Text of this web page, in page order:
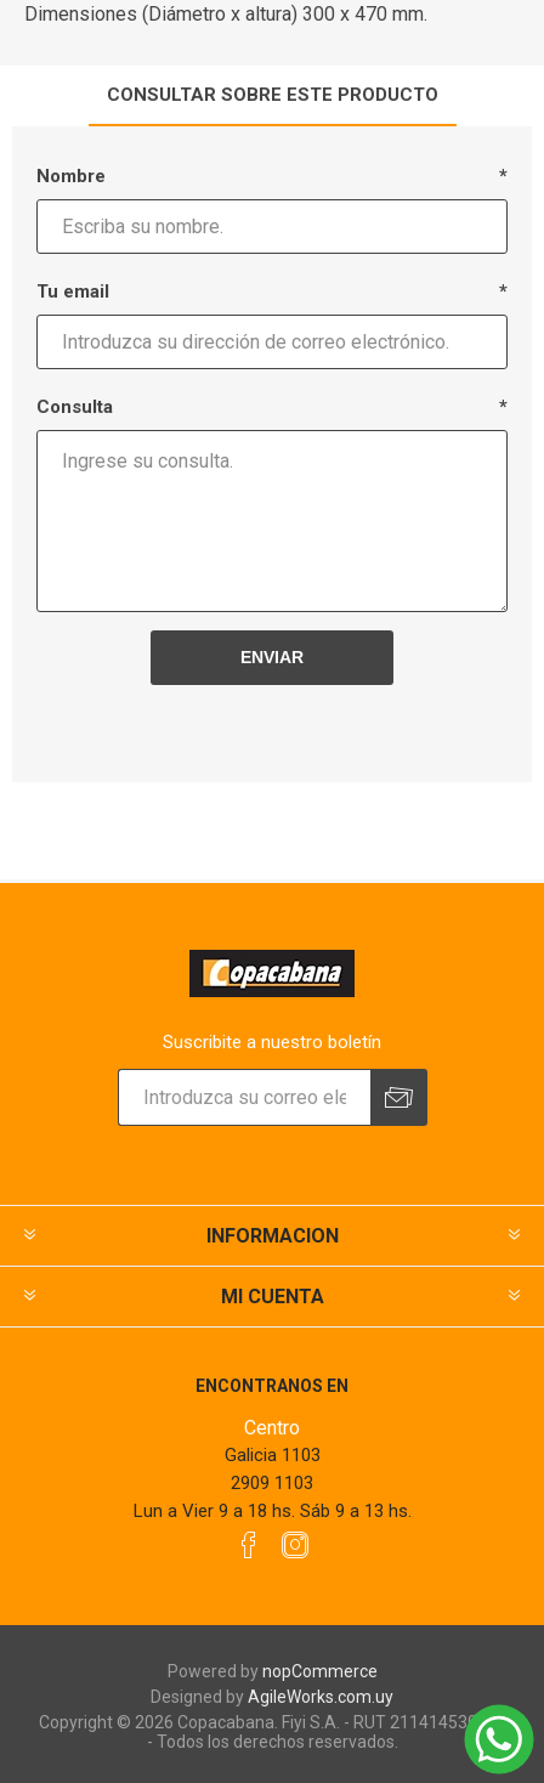
Dimensiones (Diámetro x altura) 300 x 470 mm.
CONSULTAR SOBRE ESTE PRODUCTO
Nombre *
Tu email *
Consulta *
Suscribite a nuestro boletín
INFORMACION
MI CUENTA
ENCONTRANOS EN
Centro
Galicia 1103
2909 1103
Lun a Vier 9 a 18 hs. Sáb 9 a 13 hs.
Powered bynopCommerce
Designed byAgileWorks.com.uy
Copyright © 2026 Copacabana. Fiyi S.A. - RUT 211414530010
- Todos los derechos reservados.